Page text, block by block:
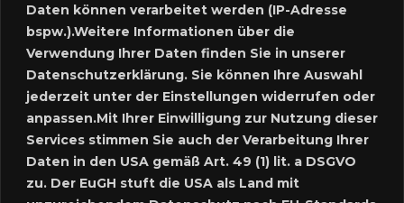
Daten können verarbeitet werden (IP-Adresse
bspw.).Weitere Informationen über die
Verwendung Ihrer Daten finden Sie in unserer
Datenschutzerklärung. Sie können Ihre Auswahl
jederzeit unter der Einstellungen widerrufen oder
anpassen.Mit Ihrer Einwilligung zur Nutzung dieser
Services stimmen Sie auch der Verarbeitung Ihrer
Daten in den USA gemäß Art. 49 (1) lit. a DSGVO
zu. Der EuGH stuft die USA als Land mit
Marktplatz – Registrierung
SUCHE
SPRACHE: